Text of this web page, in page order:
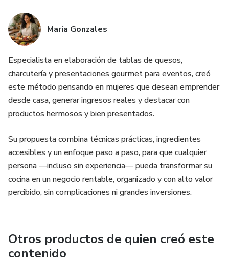
María Gonzales
Especialista en elaboración de tablas de quesos,
charcutería y presentaciones gourmet para eventos, creó
este método pensando en mujeres que desean emprender
desde casa, generar ingresos reales y destacar con
productos hermosos y bien presentados.
Su propuesta combina técnicas prácticas, ingredientes
accesibles y un enfoque paso a paso, para que cualquier
persona —incluso sin experiencia— pueda transformar su
cocina en un negocio rentable, organizado y con alto valor
percibido, sin complicaciones ni grandes inversiones.
Otros productos de quien creó este
contenido